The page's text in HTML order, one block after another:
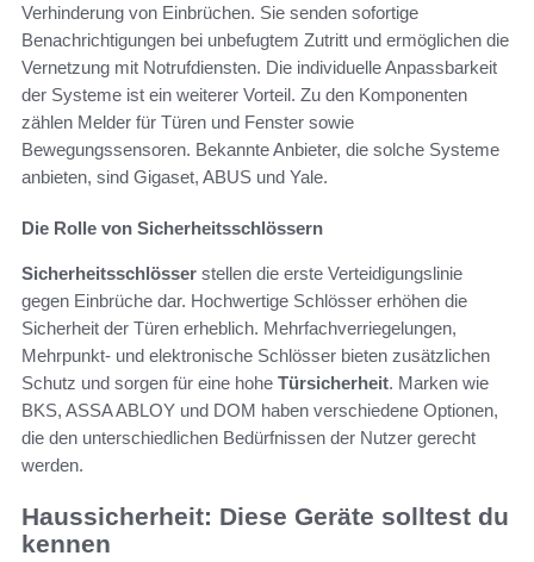
Verhinderung von Einbrüchen. Sie senden sofortige
Benachrichtigungen bei unbefugtem Zutritt und ermöglichen die
Vernetzung mit Notrufdiensten. Die individuelle Anpassbarkeit
der Systeme ist ein weiterer Vorteil. Zu den Komponenten
zählen Melder für Türen und Fenster sowie
Bewegungssensoren. Bekannte Anbieter, die solche Systeme
anbieten, sind Gigaset, ABUS und Yale.
Die Rolle von Sicherheitsschlössern
Sicherheitsschlösser stellen die erste Verteidigungslinie
gegen Einbrüche dar. Hochwertige Schlösser erhöhen die
Sicherheit der Türen erheblich. Mehrfachverriegelungen,
Mehrpunkt- und elektronische Schlösser bieten zusätzlichen
Schutz und sorgen für eine hohe Türsicherheit. Marken wie
BKS, ASSA ABLOY und DOM haben verschiedene Optionen,
die den unterschiedlichen Bedürfnissen der Nutzer gerecht
werden.
Haussicherheit: Diese Geräte solltest du
kennen